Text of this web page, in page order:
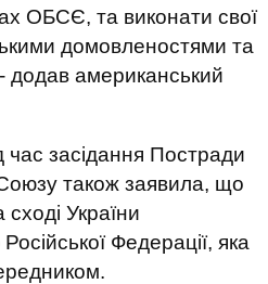
ОБСЄ, та виконати свої
домовленостями та
додав американський
час засідання Постради
також заявила, що
України
Федерації, яка